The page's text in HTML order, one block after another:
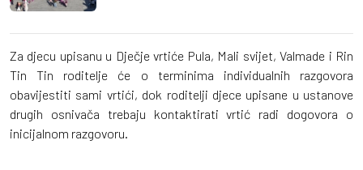
Za djecu upisanu u Dječje vrtiće Pula, Mali svijet, Valmade i Rin
Tin Tin roditelje će o terminima individualnih razgovora
obavijestiti sami vrtići, dok roditelji djece upisane u ustanove
drugih osnivača trebaju kontaktirati vrtić radi dogovora o
inicijalnom razgovoru.